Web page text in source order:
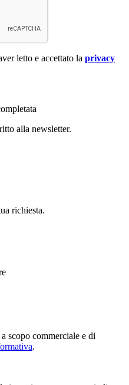
letto e accettato la privacy
alla newsletter.
richiesta.
scopo commerciale e di
.